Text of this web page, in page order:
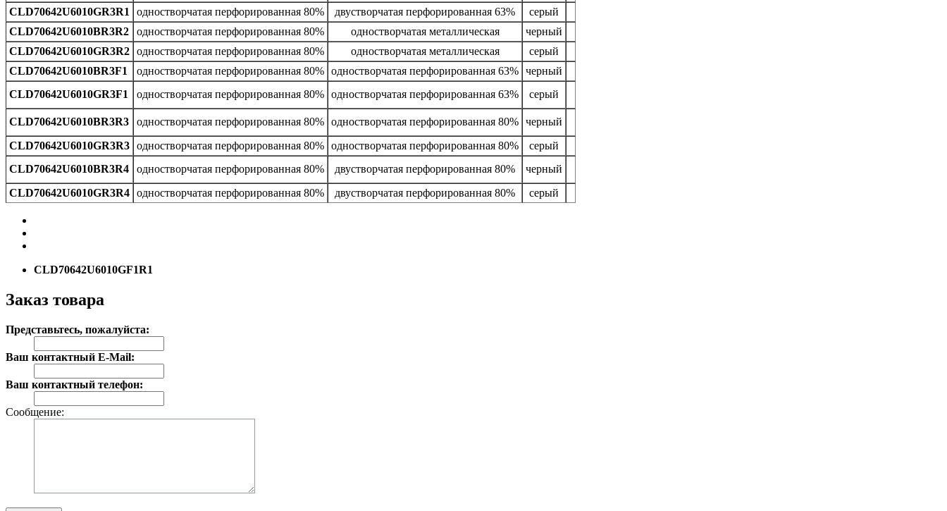
CLD70642U6010GR3R1
одностворчатая перфорированная 80% двустворчатая перфорированная 63%
серый
CLD70642U6010BR3R2
одностворчатая перфорированная 80% одностворчатая металлическая
черный
CLD70642U6010GR3R2 одностворчатая перфорированная 80% одностворчатая металлическая
серый
CLD70642U6010BR3F1
одностворчатая перфорированная 80% одностворчатая перфорированная 63% черный
CLD70642U6010GR3F1
одностворчатая перфорированная 80% одностворчатая перфорированная 63% серый
CLD70642U6010BR3R3 одностворчатая перфорированная 80% одностворчатая перфорированная 80% черный
CLD70642U6010GR3R3 одностворчатая перфорированная 80% одностворчатая перфорированная 80%
серый
CLD70642U6010BR3R4
одностворчатая перфорированная 80% двустворчатая перфорированная 80%
черный
CLD70642U6010GR3R4 одностворчатая перфорированная 80% двустворчатая перфорированная 80% серый
CLD70642U6010GF1R1
Заказ товара
Представьтесь, пожалуйста:
Ваш контактный E-Mail:
Ваш контактный телефон:
Сообщение: